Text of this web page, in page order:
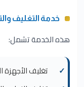
خدمة التغليف
هذه الخدمة تشمل:
تغليف الأجهزة